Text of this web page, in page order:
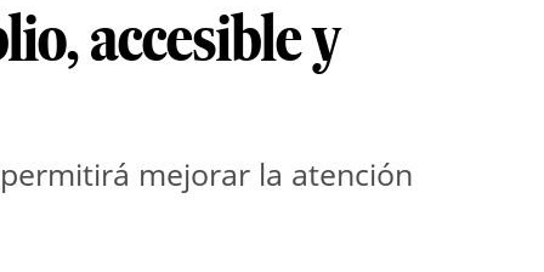
accesible y
mejorar la atención